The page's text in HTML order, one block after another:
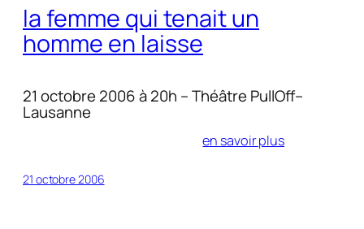
la femme qui tenait un
homme en laisse
21 octobre 2006 à 20h – Théâtre PullOff–
Lausanne
en savoir plus
21 octobre 2006